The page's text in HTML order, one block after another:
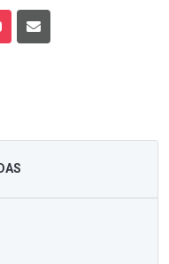
Mídias
Enviar para um amigo